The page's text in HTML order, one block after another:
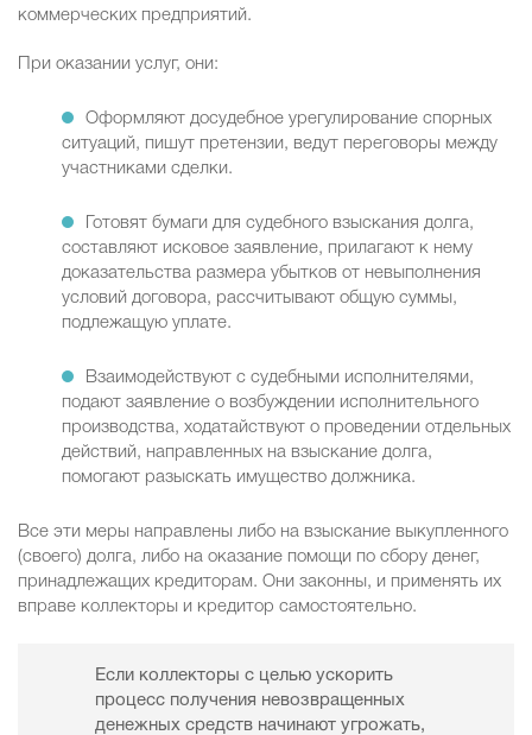
коммерческих предприятий.
При оказании услуг, они:
Оформляют досудебное урегулирование спорных
ситуаций, пишут претензии, ведут переговоры между
участниками сделки.
Готовят бумаги для судебного взыскания долга,
составляют исковое заявление, прилагают к нему
доказательства размера убытков от невыполнения
условий договора, рассчитывают общую суммы,
подлежащую уплате.
Взаимодействуют с судебными исполнителями,
подают заявление о возбуждении исполнительного
производства, ходатайствуют о проведении отдельных
действий, направленных на взыскание долга,
помогают разыскать имущество должника.
Все эти меры направлены либо на взыскание выкупленного
(своего) долга, либо на оказание помощи по сбору денег,
принадлежащих кредиторам. Они законны, и применять их
вправе коллекторы и кредитор самостоятельно.
Если коллекторы с целью ускорить
процесс получения невозвращенных
денежных средств начинают угрожать,